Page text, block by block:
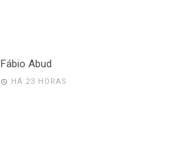
Fábio Abud
HÁ 23 HORAS